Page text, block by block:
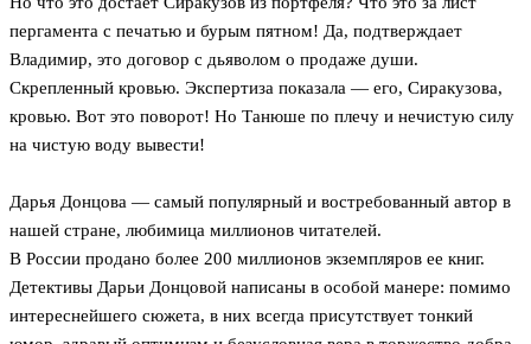
пергамента с печатью и бурым пятном! Да, подтверждает
Владимир, это договор с дьяволом о продаже души.
Скрепленный кровью. Экспертиза показала — его, Сиракузова,
кровью. Вот это поворот! Но Танюше по плечу и нечистую силу
на чистую воду вывести!
Дарья Донцова — самый популярный и востребованный автор в
нашей стране, любимица миллионов читателей.
В России продано более 200 миллионов экземпляров ее книг.
Детективы Дарьи Донцовой написаны в особой манере: помимо
интереснейшего сюжета, в них всегда присутствует тонкий